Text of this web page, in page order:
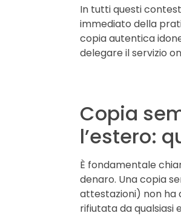
In tutti questi
immediato della
copia autentica
delegare il servizio
Copia
l’estero:
È fondamentale
denaro. Una copia
attestazioni) non ha
rifiutata da qualsiasi